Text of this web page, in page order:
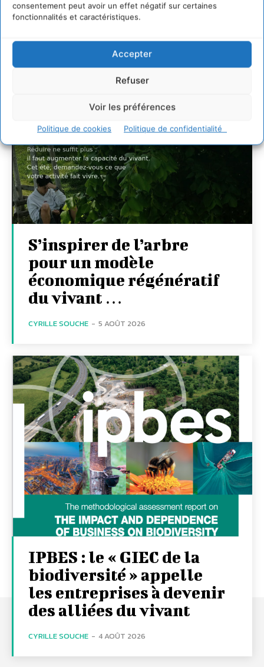
consentement peut avoir un effet négatif sur certaines
fonctionnalités et caractéristiques.
Accepter
Refuser
Voir les préférences
Politique de cookies Politique de confidentialité
CYRILLE SOUCHE - 6 AOÛT 2026
S’inspirer de l’arbre
pour un modèle
économique régénératif
du vivant …
CYRILLE SOUCHE - 5 AOÛT 2026
IPBES : le « GIEC de la
biodiversité » appelle
les entreprises à devenir
des alliées du vivant
CYRILLE SOUCHE - 4 AOÛT 2026